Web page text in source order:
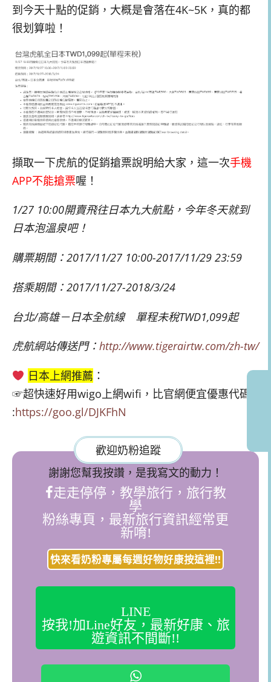
到今天十點的促銷，大概是會落在4K~5K，真的都
很划算啦！
擷取一下虎航的促銷搶票說明給大家，這一次手機
APP不能搶票喔！
1/27 10:00開賣飛往日本九大航點，今年冬天就到
日本泡溫泉吧！
購票期間：2017/11/27 10:00-2017/11/29 23:59
搭乘期間：2017/11/27-2018/3/24
台北/高雄－日本全航線 單程未稅TWD1,099起
虎航網站傳送門： http://www.tigerairtw.com/zh-tw/
日本上網推薦 ：
☞超快速好用wigo上網wifi，比官網便宜優惠代碼
:https://goo.gl/DJKFhN
歡迎奶粉追蹤
謝謝您幫我按讚，是我寫文的動力！
走走停停，教學旅行，旅行教
學
粉絲專頁，最新旅行資訊經常更
新唷!
快來看奶粉專屬每週好物好康按這裡!!
LINE
按我!加Line好友，最新好康、旅
遊資訊不間斷!!